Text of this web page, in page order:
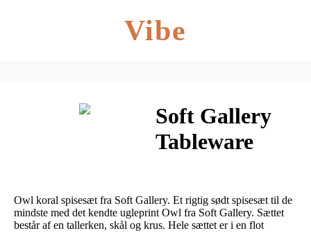
Vibe
Soft Gallery
Tableware
Owl koral spisesæt fra Soft Gallery. Et rigtig sødt spisesæt til de
mindste med det kendte ugleprint Owl fra Soft Gallery. Sættet
består af en tallerken, skål og krus. Hele sættet er i en flot